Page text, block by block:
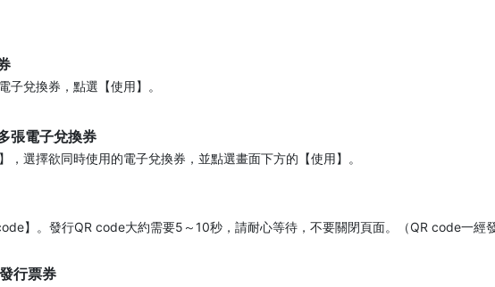
子兌換券，點選【使用】。
張電子兌換券
，選擇欲同時使用的電子兌換券，並點選畫面下方的【使用】。
】。發行QR code大約需要5～10秒，請耐心等待，不要關閉頁面。（QR code一經
行票券